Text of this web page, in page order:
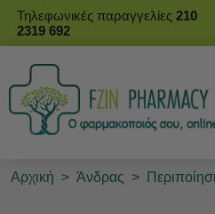
Τηλεφωνικές παραγγελίες 210
2319 692
Αρχική > Άνδρας >